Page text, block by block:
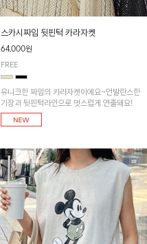
스카시짜임 뒷핀턱 카라자켓
64,000원
FREE
유니크한 짜임의 카라자켓이에요~언발란스한
기장과 뒷핀턱라인으로 멋스럽게 연출돼요!